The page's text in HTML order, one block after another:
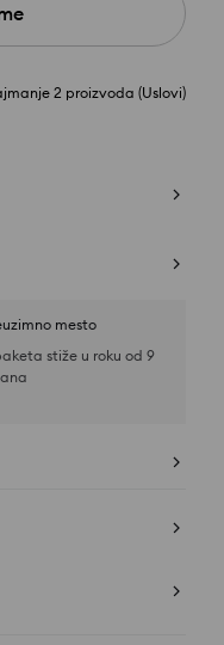
2 proizvoda (Uslovi)
mesto
stiže u roku od 9